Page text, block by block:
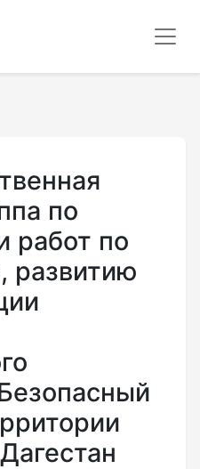
по
работ по
развитию